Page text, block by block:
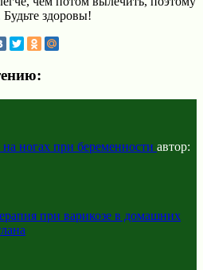
здоровы!
на ногах при беременности автор:
при варикозе в домашних